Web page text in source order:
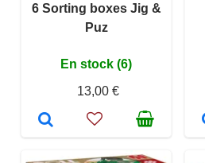
6 Sorting boxes Jig &
Puz
En stock (6)
13,00 €